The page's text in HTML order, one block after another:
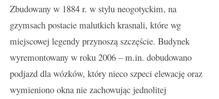
Zbudowany w 1884 r. w stylu neogotyckim, na
gzymsach postacie malutkich krasnali, które wg
miejscowej legendy przynoszą szczęście. Budynek
wyremontowany w roku 2006 – m.in. dobudowano
podjazd dla wózków, który nieco szpeci elewację oraz
wymieniono okna nie zachowując jednolitej